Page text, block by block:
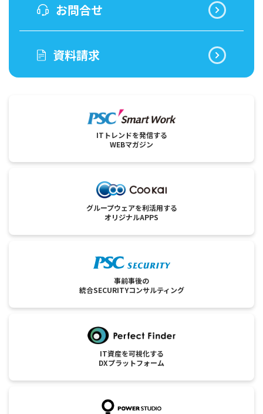
お問合せ
資料請求
ITトレンドを発信する
WEBマガジン
グループウェアを利活用する
オリジナルAPPS
事前事後の
統合SECURITYコンサルティング
IT資産を可視化する
DXプラットフォーム